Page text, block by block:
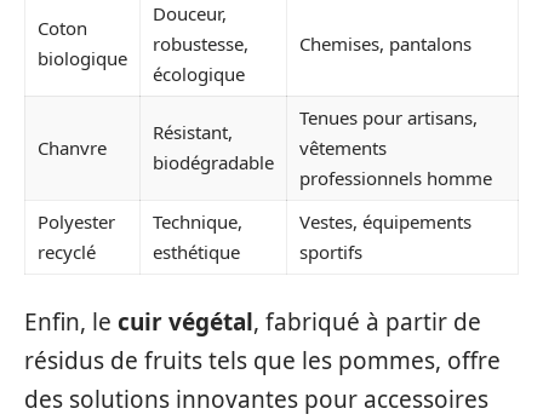
Coton
biologique
Douceur,
robustesse,
écologique
Chemises, pantalons
Chanvre
Résistant,
biodégradable
Tenues pour artisans,
vêtements
professionnels homme
Polyester
recyclé
Technique,
esthétique
Vestes, équipements
sportifs
Enfin, le cuir végétal, fabriqué à partir de
résidus de fruits tels que les pommes, offre
des solutions innovantes pour accessoires